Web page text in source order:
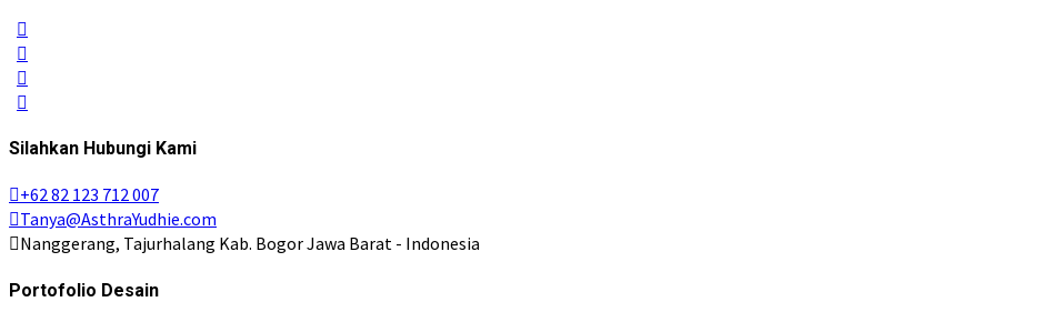
Silahkan Hubungi Kami
+62 82 123 712 007
Tanya@AsthraYudhie.com
Nanggerang, Tajurhalang Kab. Bogor Jawa Barat - Indonesia
Portofolio Desain